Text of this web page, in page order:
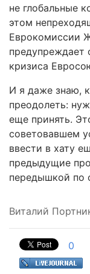
не глобальные
этом
Еврокомиссии
предупреждает
кризиса
И я даже знаю,
преодолеть:
еще принять.
советовавшем
ввести в хату
предыдущие
передышкой по
Виталий
0